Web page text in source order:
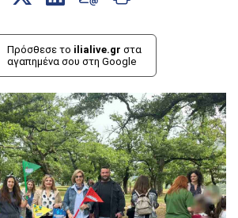
Πρόσθεσε το ilialive.gr στα
αγαπημένα σου στη Google